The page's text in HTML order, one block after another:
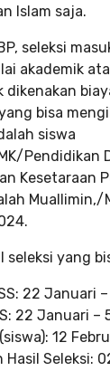
Islam saja.
seleksi
akademik
dikenakan
bisa
siswa
Pendidikan
Kesetaraan
Muallimin,/
seleksi yang
22 Januari
22 Januari –
12
Hasil Seleksi: